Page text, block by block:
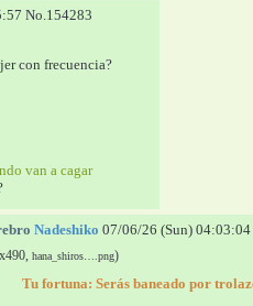
No.154283
con frecuencia?
van a cagar
Nadeshiko 07/06/26 (Sun) 04:03:04
hana_shiros….png)
Tu fortuna: Serás baneado por